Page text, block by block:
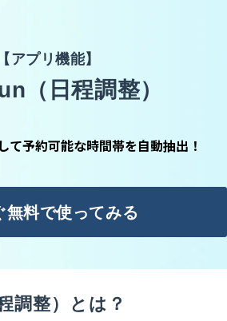
【アプリ機能】
（日程調整）
て予約可能な時間帯を自動抽出！
無料で使ってみる
調整）とは？